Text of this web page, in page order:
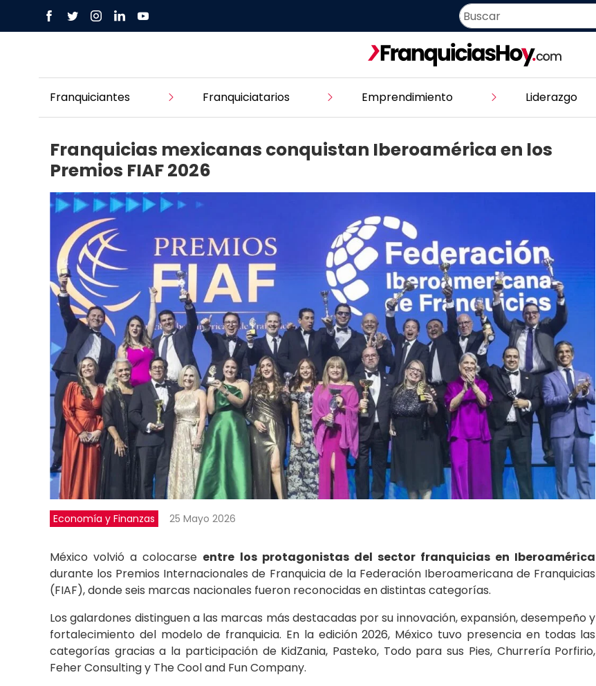
Franquiciantes Franquiciatarios Emprendimiento Liderazgo
Franquicias mexicanas conquistan Iberoamérica en los
Premios FIAF 2026
Economía y Finanzas 25 Mayo 2026
México volvió a colocarse entre los protagonistas del sector franquicias en Iberoamérica
durante los Premios Internacionales de Franquicia de la Federación Iberoamericana de Franquicias
(FIAF), donde seis marcas nacionales fueron reconocidas en distintas categorías.
Los galardones distinguen a las marcas más destacadas por su innovación, expansión, desempeño y
fortalecimiento del modelo de franquicia. En la edición 2026, México tuvo presencia en todas las
categorías gracias a la participación de KidZania, Pasteko, Todo para sus Pies, Churrería Porfirio,
Feher Consultingy The Cool and Fun Company.